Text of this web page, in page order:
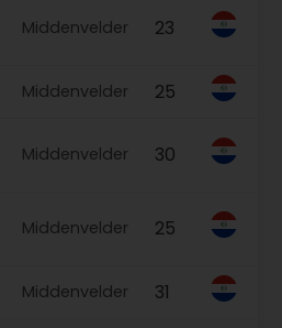
Middenvelder 23
Middenvelder 25
Middenvelder 30
Middenvelder 25
Middenvelder 31